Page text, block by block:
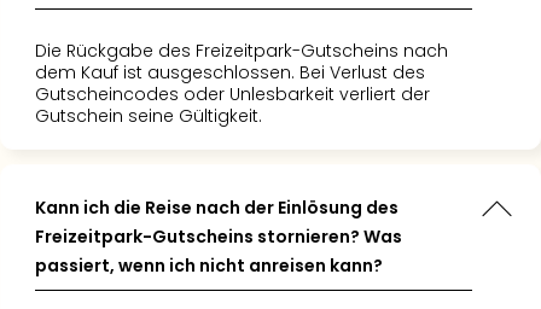
Die Rückgabe des Freizeitpark-Gutscheins nach
dem Kauf ist ausgeschlossen. Bei Verlust des
Gutscheincodes oder Unlesbarkeit verliert der
Gutschein seine Gültigkeit.
Kann ich die Reise nach der Einlösung des
Freizeitpark-Gutscheins stornieren? Was
passiert, wenn ich nicht anreisen kann?